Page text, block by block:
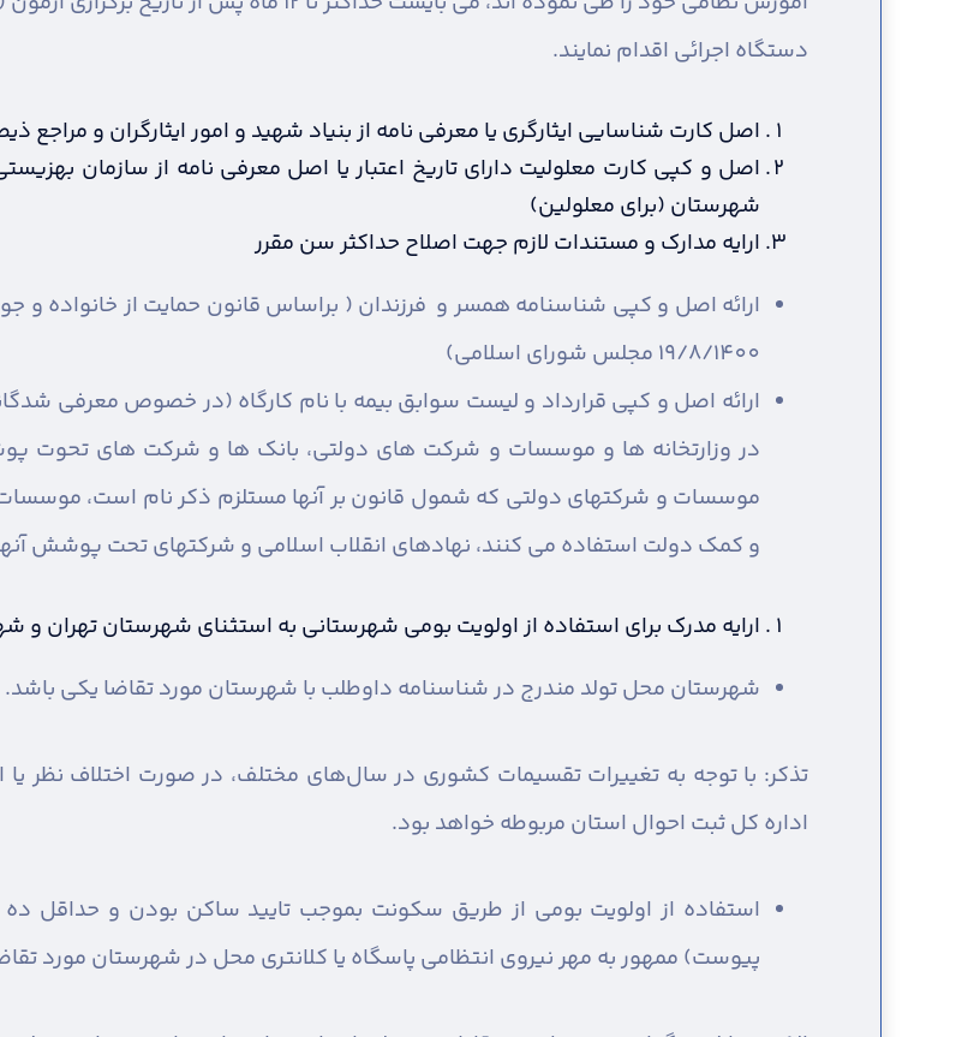
دستگاه اجرائی اقدام نمایند.
اصل کارت شناسایی ایثارگری یا معرفی نامه از بنیاد شهید و امور ایثارگران و مراجع
اصل و کپی کارت معلولیت دارای تاریخ اعتبار یا اصل معرفی نامه از سازمان
شهرستان (برای معلولین)
ارایه مدارک و مستندات لازم جهت اصلاح حداکثر سن مقرر
19/8/1400 مجلس شورای اسلامی)
ارائه اصل و کپی قرارداد و لیست سوابق بیمه با نام کارگاه (در خصوص معرفی
در وزارتخانه ها و موسسات و شرکت های دولتی، بانک ها و شرکت های تحوت
موسسات و شرکتهای دولتی که شمول قانون بر آنها مستلزم ذکر نام است،
و کمک دولت استفاده می کنند، نهادهای انقلاب اسلامی و شرکتهای تحت پوشش آنها از تاریخ 22/11/
ارایه مدرک برای استفاده از اولویت بومی شهرستانی به استثنای شهرستان تهران و
شهرستان محل تولد مندرج در شناسنامه داوطلب با شهرستان مورد تقاضا یکی باشد.
تذکر: با توجه به تغییرات تقسیمات کشوری در سال‌های مختلف، در صورت اختلاف نظر
اداره کل ثبت احوال استان مربوطه خواهد بود.
استفاده از اولویت بومی از طریق سکونت بموجب تایید ساکن بودن و حداقل
پیوست) ممهور به مهر نیروی انتظامی پاسگاه یا کلانتری محل در شهرستان مورد